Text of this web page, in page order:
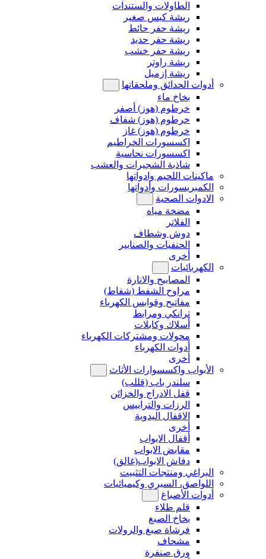
الطاولات والستندات
ريشة كبس صغير
ريشة حفر حائط
ريشة حفر حديد
ريشة حفر خشب
ريشة راوتر
ريشة إزميل
أدوات الحدائق وملحقاتها
بخاخ ماء
خرطوم (هوز) أصفر
خرطوم (هوز) شفاف
خرطوم (هوز) غاز
اكسسورات الخراطيم
اكسسورات نحاسية
شاذبة الشجيرات والعشب
ماكينات اللحيم وادواتها
الكمبريسورات وأدواتها
الادوات الصحية
مضخة مياه
الفلاتر
دوش وشطاف
الحنفيات والصنابير
أخرى
الكهربائيات
المصابيح والانارة
مراوح الشفط (شفاط)
مفاتيح وقوابس الكهرباء
ترانكي ومرابط
أسلاك وكابلات
محولات ومشتركات الكهرباء
أدوات الكهرباء
أخرى
الأبواب واكسسوارات الأثاث
سلندر باب (قللب)
قفل الادراج والخزائن
الرزات والترابيس
الاقفال اليدوية
أخرى
أقفال الابواب
مقابض الابواب
دفاش الابواب(غالق)
البراغي ومنتجات التثبيت
اللواصق، السبري وكيميائيات
أدوات الأصباغ
قلم طلاء
بخاخ الصبغ
فرشاة صبغ والرولات
مشحاف
ورق صنفرة